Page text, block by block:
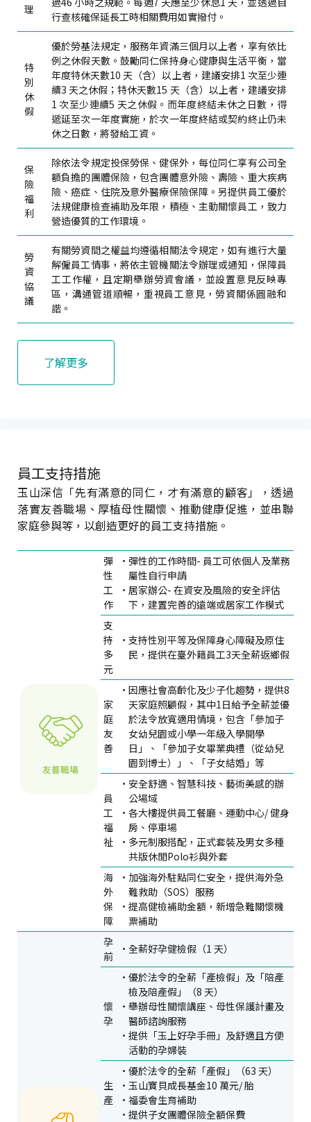
理
行查核確保延長工時相關費用如實撥付。
特
別
休
假
優於勞基法規定，服務年資滿三個月以上者，享有依比
例之休假天數。鼓勵同仁保持身心健康與生活平衡，當
年度特休天數10 天（含）以上者，建議安排1 次至少連
續3 天之休假；特休天數15 天（含）以上者，建議安排
1 次至少連續5 天之休假。而年度終結未休之日數，得
遞延至次一年度實施，於次一年度終結或契約終止仍未
休之日數，將發給工資。
保
險
福
利
除依法令規定投保勞保、健保外，每位同仁享有公司全
額負擔的團體保險，包含團體意外險、壽險、重大疾病
險、癌症、住院及意外醫療保險保障。另提供員工優於
法規健康檢查補助及年限，積極、主動關懷員工，致力
營造優質的工作環境。
勞
資
協
議
有關勞資間之權益均遵循相關法令規定，如有進行大量
解僱員工情事，將依主管機關法令辦理或通知，保障員
工工作權，且定期舉辦勞資會議，並設置意見反映專
區，溝通管道順暢，重視員工意見，勞資關係圓融和
諧。
了解更多
員工支持措施
玉山深信「先有滿意的同仁，才有滿意的顧客」，透過
落實友善職場、厚植母性關懷、推動健康促進，並串聯
家庭參與等，以創造更好的員工支持措施。
彈
性
工
作
彈性的工作時間- 員工可依個人及業務
屬性自行申請
居家辦公- 在資安及風險的安全評估
下，建置完善的遠端或居家工作模式
支
持
多
元
支持性別平等及保障身心障礙及原住
民，提供在臺外籍員工3天全薪返鄉假
家
庭
友
善
因應社會高齡化及少子化趨勢，提供8
天家庭照顧假，其中1日給予全薪並優
於法令放寬適用情境，包含「參加子
女幼兒園或小學一年級入學開學
日」、「參加子女畢業典禮（從幼兒
園到博士）」、「子女結婚」等
員
工
福
祉
安全舒適、智慧科技、藝術美感的辦
公場域
各大樓提供員工餐廳、運動中心/ 健身
房、停車場
多元制服搭配，正式套裝及男女多種
共版休閒Polo衫與外套
海
外
保
障
加強海外駐點同仁安全，提供海外急
難救助（SOS）服務
提高健檢補助金額，新增急難關懷機
票補助
孕
前
全薪好孕健檢假（1 天）
懷
孕
優於法令的全薪「產檢假」及「陪產
檢及陪產假」（8 天）
舉辦母性關懷講座、母性保護計畫及
醫師諮詢服務
提供「玉上好孕手冊」及舒適且方便
活動的孕婦裝
生
產
優於法令的全薪「產假」（63 天）
玉山寶貝成長基金10 萬元/ 胎
福委會生育補助
提供子女團體保險全額保費